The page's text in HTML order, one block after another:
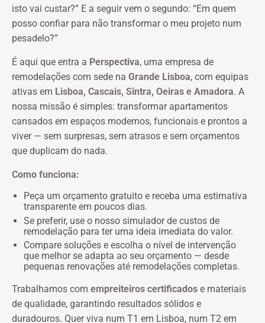
isto vai custar?” E a seguir vem o segundo: “Em quem
posso confiar para não transformar o meu projeto num
pesadelo?”
É aqui que entra a Perspectiva, uma empresa de
remodelações com sede na Grande Lisboa, com equipas
ativas em Lisboa, Cascais, Sintra, Oeiras e Amadora. A
nossa missão é simples: transformar apartamentos
cansados em espaços modernos, funcionais e prontos a
viver — sem surpresas, sem atrasos e sem orçamentos
que duplicam do nada.
Como funciona:
Peça um orçamento gratuito e receba uma estimativa
transparente em poucos dias.
Se preferir, use o nosso simulador de custos de
remodelação para ter uma ideia imediata do valor.
Compare soluções e escolha o nível de intervenção
que melhor se adapta ao seu orçamento — desde
pequenas renovações até remodelações completas.
Trabalhamos com empreiteiros certificados e materiais
de qualidade, garantindo resultados sólidos e
duradouros. Quer viva num T1 em Lisboa, num T2 em